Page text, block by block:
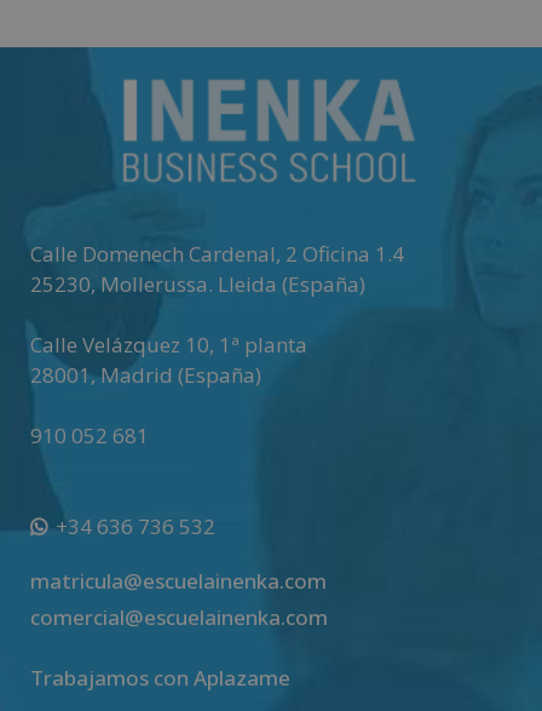
v
e
Calle Domenech Cardenal, 2 Oficina 1.4
25230, Mollerussa. Lleida (España)
Calle Velázquez 10, 1ª planta
28001,Madrid (España)
910 052 681
+34 636 736 532
matricula@escuelainenka.com
comercial@escuelainenka.com
Trabajamos con Aplazame